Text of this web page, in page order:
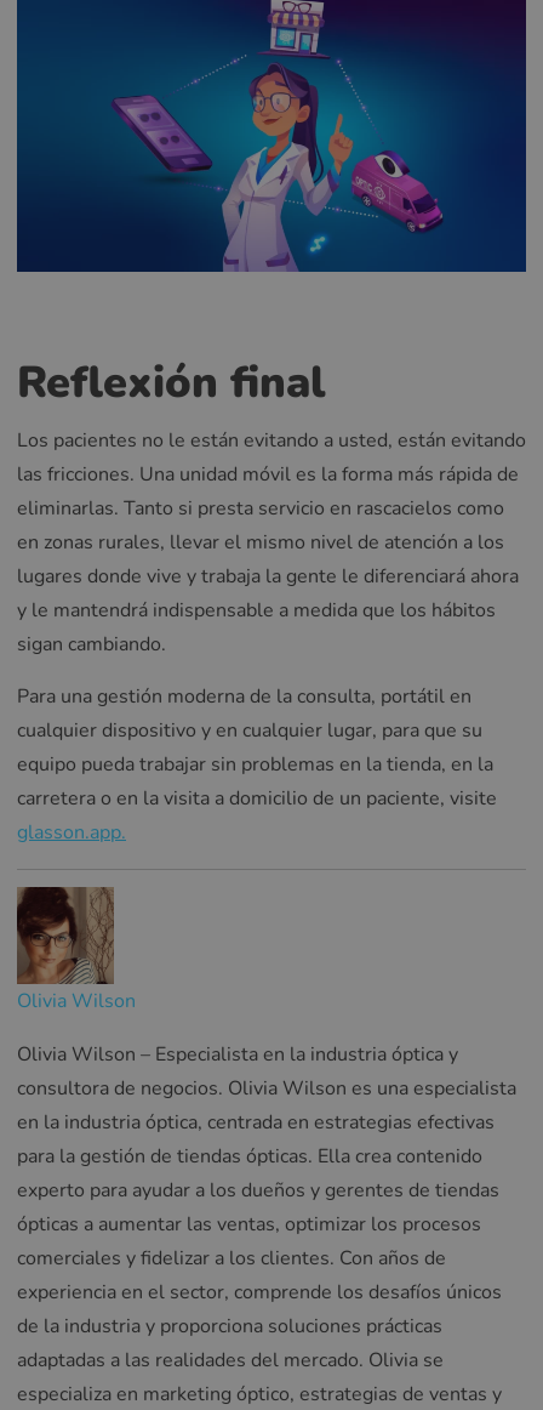
Reflexión final
Los pacientes no le están evitando a usted, están evitando
las fricciones. Una unidad móvil es la forma más rápida de
eliminarlas. Tanto si presta servicio en rascacielos como
en zonas rurales, llevar el mismo nivel de atención a los
lugares donde vive y trabaja la gente le diferenciará ahora
y le mantendrá indispensable a medida que los hábitos
sigan cambiando.
Para una gestión moderna de la consulta, portátil en
cualquier dispositivo y en cualquier lugar, para que su
equipo pueda trabajar sin problemas en la tienda, en la
carretera o en la visita a domicilio de un paciente, visite
glasson.app.
Olivia Wilson
Olivia Wilson – Especialista en la industria óptica y
consultora de negocios. Olivia Wilson es una especialista
en la industria óptica, centrada en estrategias efectivas
para la gestión de tiendas ópticas. Ella crea contenido
experto para ayudar a los dueños y gerentes de tiendas
ópticas a aumentar las ventas, optimizar los procesos
comerciales y fidelizar a los clientes. Con años de
experiencia en el sector, comprende los desafíos únicos
de la industria y proporciona soluciones prácticas
adaptadas a las realidades del mercado. Olivia se
especializa en marketing óptico, estrategias de ventas y